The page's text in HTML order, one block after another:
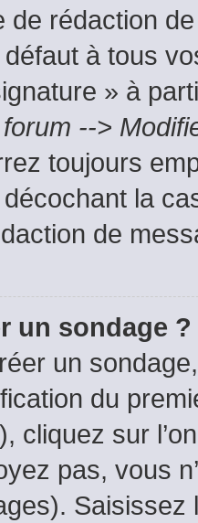
de rédaction
à tous
» à
-->
toujours
la
de
un sondage ?
un
du
cliquez sur
pas, vous